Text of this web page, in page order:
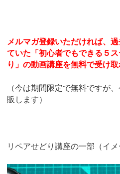
メルマガ登録いただければ、
ていた「初心者でもできる５
り」の動画講座を無料で受け
（今は期間限定で無料ですが
販します）
リペアせどり講座の一部（イメ